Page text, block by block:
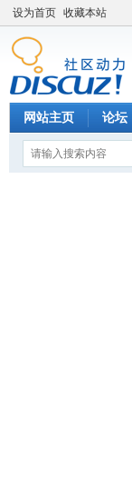
设为首页 收藏本站
网站主页 论坛